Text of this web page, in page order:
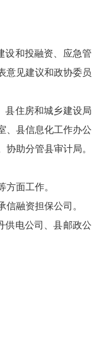
设和投融资、应急管
意见建议和政协委员
县住房和城乡建设局
、县信息化工作办公
协助分管县审计局。
方面工作。
信融资担保公司 。
供电公司、县邮政公